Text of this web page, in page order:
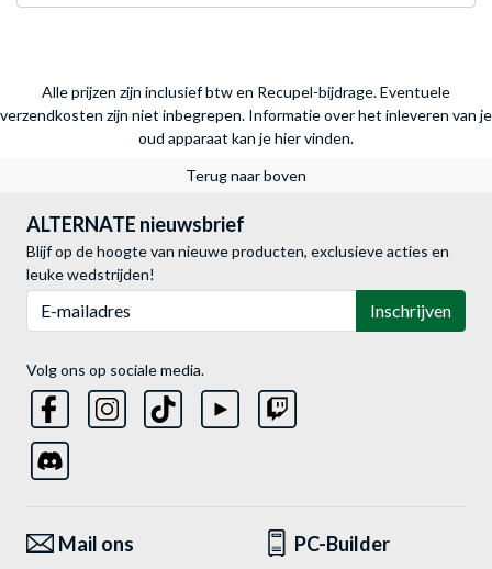
Alle prijzen zijn inclusief btw en Recupel-bijdrage. Eventuele
verzendkosten zijn niet inbegrepen. Informatie over het inleveren van je
oud apparaat kan je hier vinden.
Terug naar boven
ALTERNATE nieuwsbrief
Blijf op de hoogte van nieuwe producten, exclusieve acties en
leuke wedstrijden!
Inschrijven
Volg ons op sociale media.
Mail ons PC-Builder